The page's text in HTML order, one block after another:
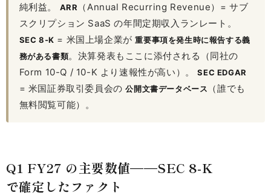
純利益。
ARR
（Annual Recurring Revenue）= サブ
スクリプション SaaS の年間定期収入ランレート。
SEC 8-K = 米国上場企業が重要事項を発生時に報告する義
務がある書類。決算発表もここに添付される（同社の
Form 10-Q / 10-K より速報性が高い）。SEC EDGAR
= 米国証券取引委員会の公開文書データベース
（誰でも
無料閲覧可能）。
Q1 FY27 の主要数値——SEC 8-K
で確定したファクト